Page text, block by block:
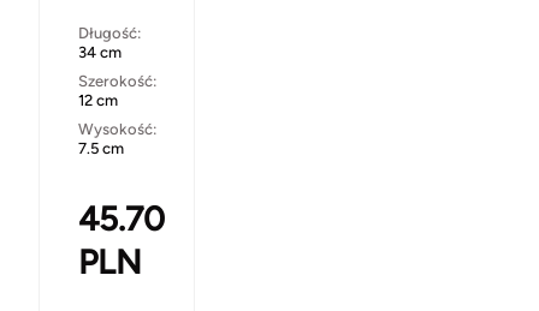
Długość:
34 cm
Szerokość:
12 cm
Wysokość:
7.5 cm
45.70
PLN